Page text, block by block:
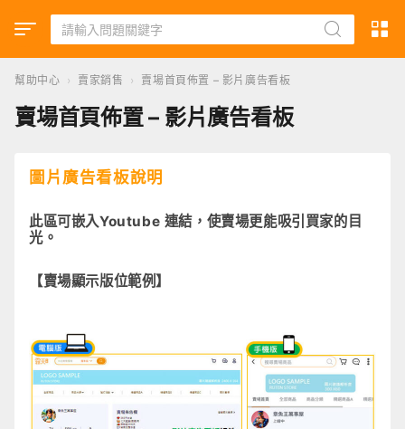
幫助中心 › 賣家銷售 › 賣場首頁佈置 – 影片廣告看板
賣場首頁佈置 – 影片廣告看板
圖片廣告看板說明
此區可嵌入Youtube 連結，使賣場更能吸引買家的目
光。
【賣場顯示版位範例】